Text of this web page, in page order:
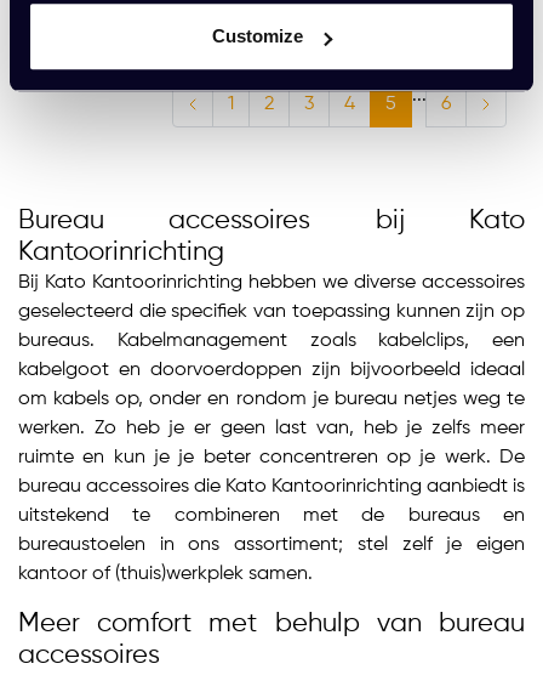
Customize
WINKELWAGEN
1 2 3 4 5 ... 6
Bureau accessoires bij Kato
Kantoorinrichting
Bij Kato Kantoorinrichting hebben we diverse accessoires
geselecteerd die specifiek van toepassing kunnen zijn op
bureaus. Kabelmanagement zoals kabelclips, een
kabelgoot en doorvoerdoppen zijn bijvoorbeeld ideaal
om kabels op, onder en rondom je bureau netjes weg te
werken. Zo heb je er geen last van, heb je zelfs meer
ruimte en kun je je beter concentreren op je werk. De
bureau accessoires die Kato Kantoorinrichting aanbiedt is
uitstekend te combineren met de bureaus en
bureaustoelen in ons assortiment; stel zelf je eigen
kantoor of (thuis)werkplek samen.
Meer comfort met behulp van bureau
accessoires